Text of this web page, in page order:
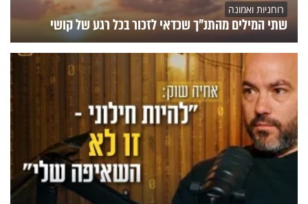
רוחניות ואמונה
שתי המילים מהתנ"ך שכדאי לזכור בכל רגע של קושי